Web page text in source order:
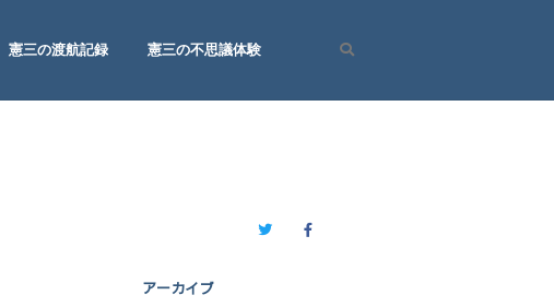
憲三の渡航記録
憲三の不思議体験
TwitterFacebook
アーカイブ